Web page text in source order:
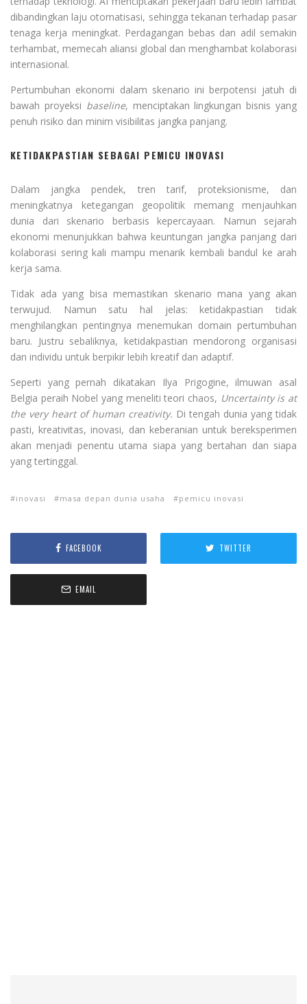
dibandingkan laju otomatisasi, sehingga tekanan terhadap pasar
tenaga kerja meningkat. Perdagangan bebas dan adil semakin
terhambat, memecah aliansi global dan menghambat kolaborasi
internasional.
Pertumbuhan ekonomi dalam skenario ini berpotensi jatuh di
bawah proyeksi baseline, menciptakan lingkungan bisnis yang
penuh risiko dan minim visibilitas jangka panjang.
KETIDAKPASTIAN SEBAGAI PEMICU INOVASI
Dalam jangka pendek, tren tarif, proteksionisme, dan
meningkatnya ketegangan geopolitik memang menjauhkan
dunia dari skenario berbasis kepercayaan. Namun sejarah
ekonomi menunjukkan bahwa keuntungan jangka panjang dari
kolaborasi sering kali mampu menarik kembali bandul ke arah
kerja sama.
Tidak ada yang bisa memastikan skenario mana yang akan
terwujud. Namun satu hal jelas: ketidakpastian tidak
menghilangkan pentingnya menemukan domain pertumbuhan
baru. Justru sebaliknya, ketidakpastian mendorong organisasi
dan individu untuk berpikir lebih kreatif dan adaptif.
Seperti yang pernah dikatakan Ilya Prigogine, ilmuwan asal
Belgia peraih Nobel yang meneliti teori chaos, Uncertainty is at
the very heart of human creativity. Di tengah dunia yang tidak
pasti, kreativitas, inovasi, dan keberanian untuk bereksperimen
akan menjadi penentu utama siapa yang bertahan dan siapa
yang tertinggal.
inovasi masa depan dunia usaha pemicu inovasi
FACEBOOK TWITTER
EMAIL